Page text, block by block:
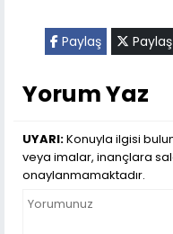
Paylaş Paylaş
Yorum Yaz
UYARI:Konuyla ilgisi
veya imalar, inançlara
onaylanmamaktadır.